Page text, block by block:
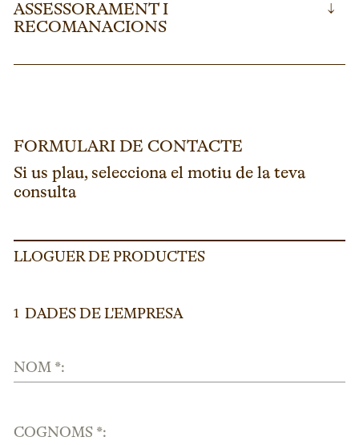
ASSESSORAMENT I
RECOMANACIONS
↓
FORMULARI DE CONTACTE
Si us plau, selecciona el motiu de la teva
consulta
LLOGUER DE PRODUCTES
1 DADES DE L'EMPRESA
NOM *:
COGNOMS *: